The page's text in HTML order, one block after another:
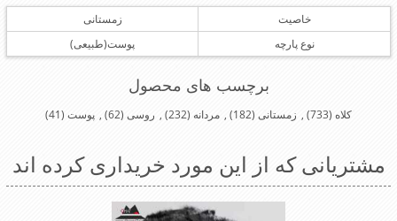
خاصیت
زمستانی
نوع پارچه
پوست(طبیعی)
برچسب های محصول
کلاه (733)
, زمستانی (182)
, مردانه (232)
, روسی (62)
, پوست (41)
مشتریانی که از این مورد خریداری کرده اند